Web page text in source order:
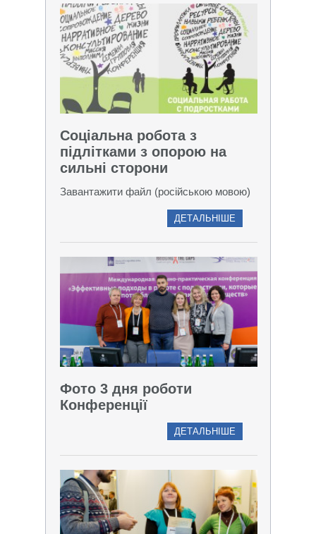
Соціальна робота з
підлітками з опорою на
сильні сторони
Завантажити файл (російською мовою)
ДЕТАЛЬНІШЕ
Фото 3 дня роботи
Конференції
ДЕТАЛЬНІШЕ